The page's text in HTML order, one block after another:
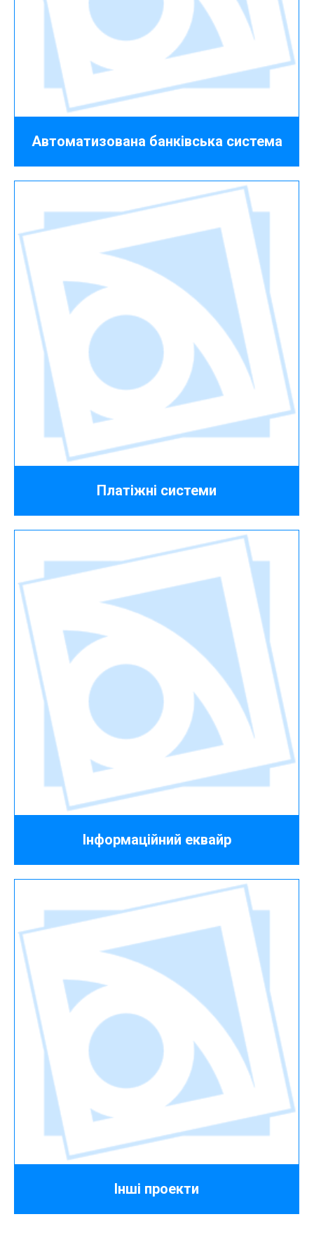
Автоматизована банківська система
Платіжні системи
Інформаційний еквайр
Iншi проекти